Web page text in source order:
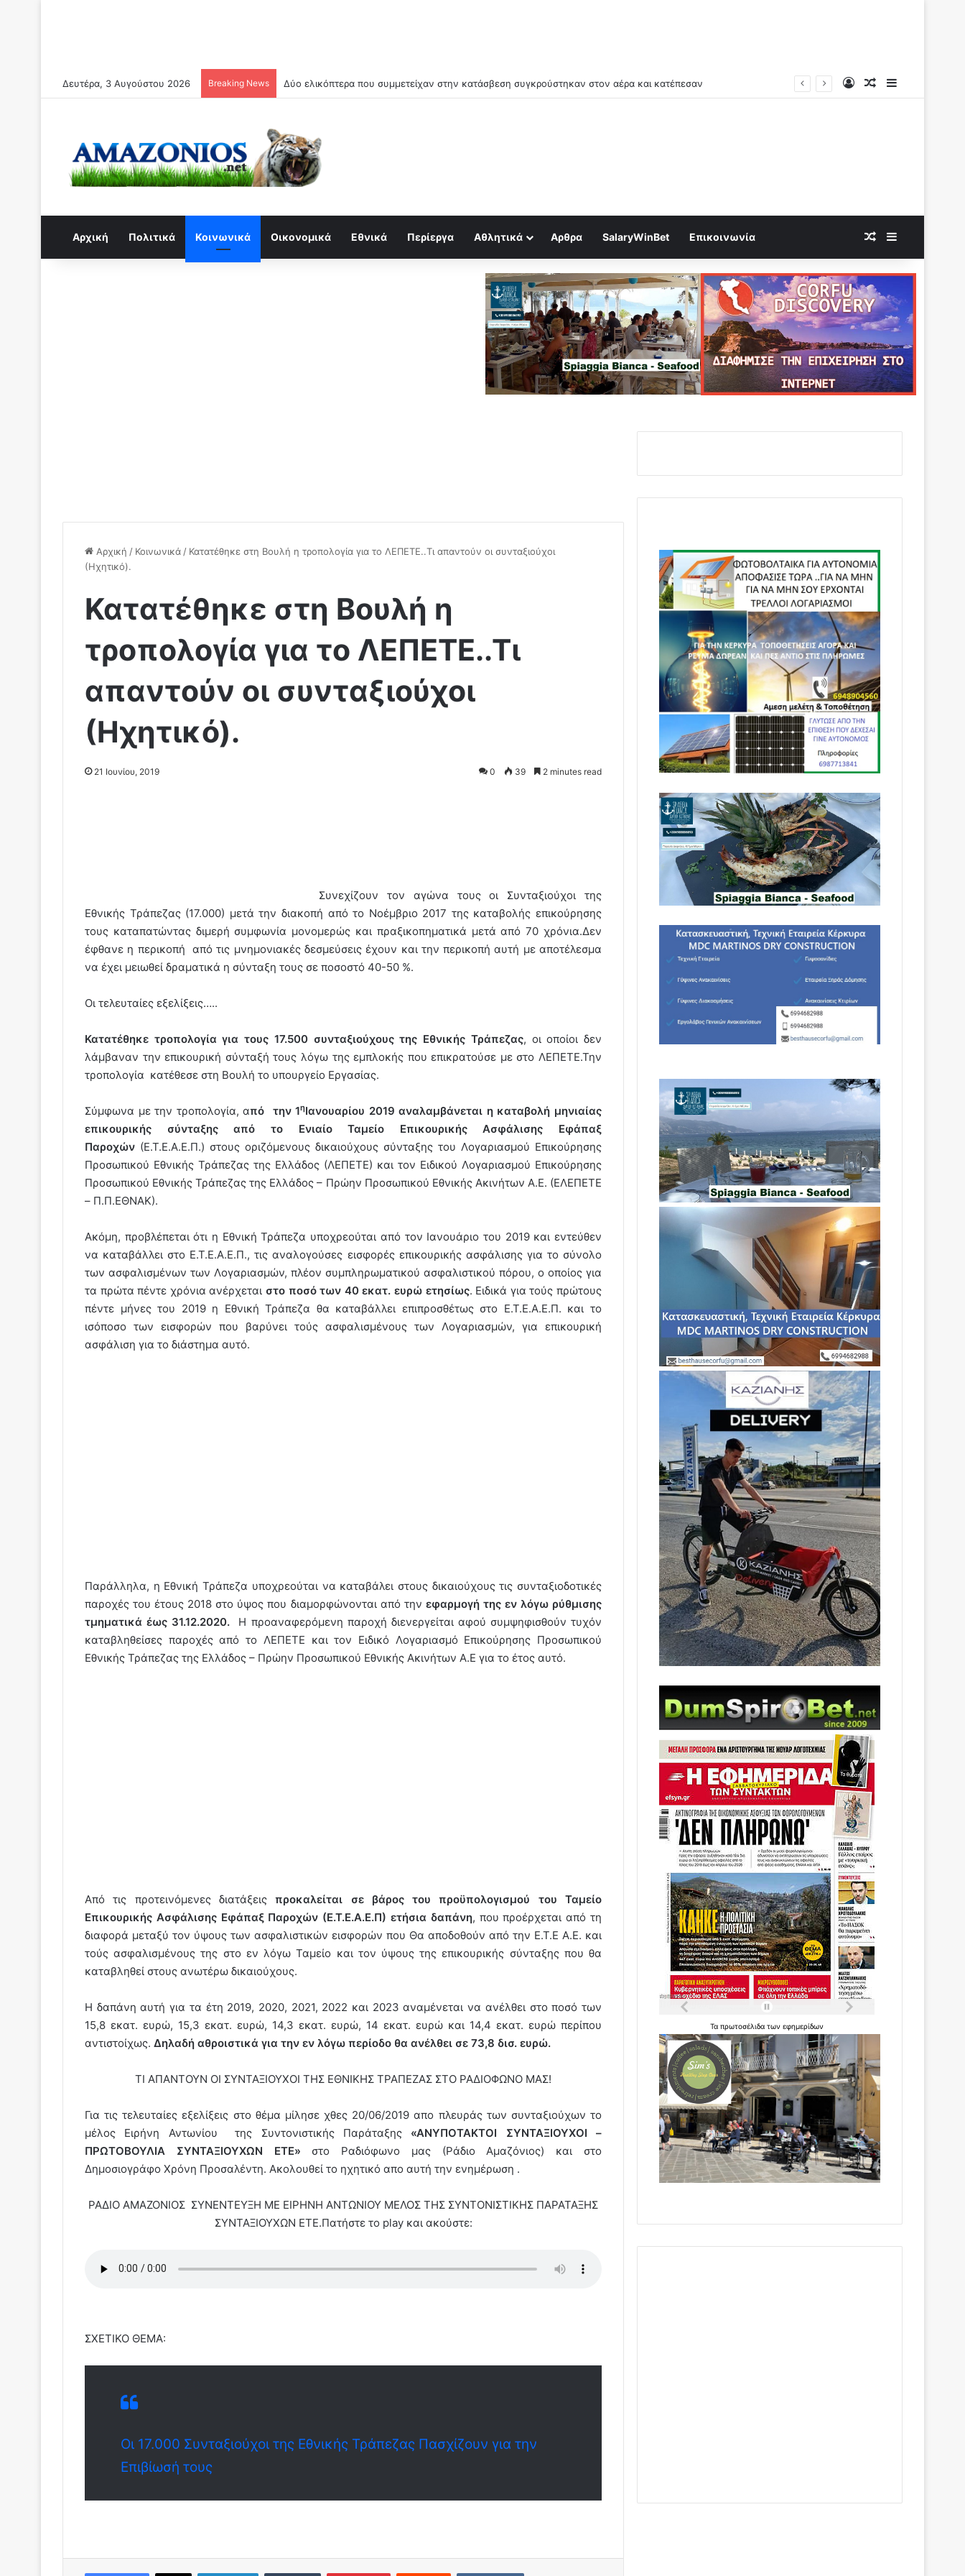
Δευτέρα, 3 Αυγούστου 2026 Breaking News Συναγερμός για κραχ τύπου 1929 και τραπεζική κατάρρευση Log InRandom Article
Αρχική Πολιτικά Κοινωνικά Οικονομικά Εθνικά Περίεργα Αθλητικά Αρθρα SalaryWinBet Επικοινωνία Random Article
Αρχική / Κοινωνικά / Κατατέθηκε στη Βουλή η τροπολογία για το ΛΕΠΕΤΕ..Τι απαντούν οι συνταξιούχοι
(Ηχητικό).
Κατατέθηκε στη Βουλή η
τροπολογία για το ΛΕΠΕΤΕ..Τι
απαντούν οι συνταξιούχοι
(Ηχητικό).
21 Ιουνίου, 2019 0 39 2 minutes read
Συνεχίζουν τον αγώνα τους οι Συνταξιούχοι της
Εθνικής Τράπεζας (17.000) μετά την διακοπή από το Νοέμβριο 2017 της καταβολής επικούρησης
τους καταπατώντας διμερή συμφωνία μονομερώς και πραξικοπηματικά μετά από 70 χρόνια.Δεν
έφθανε η περικοπή από τις μνημονιακές δεσμεύσεις έχουν και την περικοπή αυτή με αποτέλεσμα
να έχει μειωθεί δραματικά η σύνταξη τους σε ποσοστό 40-50 %.
Οι τελευταίες εξελίξεις…..
Κατατέθηκε τροπολογία για τους 17.500 συνταξιούχους της Εθνικής Τράπεζας, οι οποίοι δεν
λάμβαναν την επικουρική σύνταξή τους λόγω της εμπλοκής που επικρατούσε με στο ΛΕΠΕΤΕ.Την
τροπολογία κατέθεσε στη Βουλή το υπουργείο Εργασίας.
Σύμφωνα με την τροπολογία, από την 1ηΙανουαρίου 2019 αναλαμβάνεται η καταβολή μηνιαίας
επικουρικής σύνταξης από το Ενιαίο Ταμείο Επικουρικής Ασφάλισης Εφάπαξ
Παροχών (Ε.Τ.Ε.Α.Ε.Π.) στους οριζόμενους δικαιούχους σύνταξης του Λογαριασμού Επικούρησης
Προσωπικού Εθνικής Τράπεζας της Ελλάδος (ΛΕΠΕΤΕ) και τον Ειδικού Λογαριασμού Επικούρησης
Προσωπικού Εθνικής Τράπεζας της Ελλάδος – Πρώην Προσωπικού Εθνικής Ακινήτων Α.Ε. (ΕΛΕΠΕΤΕ
– Π.Π.ΕΘΝΑΚ).
Ακόμη, προβλέπεται ότι η Εθνική Τράπεζα υποχρεούται από τον Ιανουάριο του 2019 και εντεύθεν
να καταβάλλει στο Ε.Τ.Ε.Α.Ε.Π., τις αναλογούσες εισφορές επικουρικής ασφάλισης για το σύνολο
των ασφαλισμένων των Λογαριασμών, πλέον συμπληρωματικού ασφαλιστικού πόρου, ο οποίος για
τα πρώτα πέντε χρόνια ανέρχεται στο ποσό των 40 εκατ. ευρώ ετησίως. Ειδικά για τούς πρώτους
πέντε μήνες του 2019 η Εθνική Τράπεζα θα καταβάλλει επιπροσθέτως στο Ε.Τ.Ε.Α.Ε.Π. και το
ισόποσο των εισφορών που βαρύνει τούς ασφαλισμένους των Λογαριασμών, για επικουρική
ασφάλιση για το διάστημα αυτό.
Παράλληλα, η Εθνική Τράπεζα υποχρεούται να καταβάλει στους δικαιούχους τις συνταξιοδοτικές
παροχές του έτους 2018 στο ύψος που διαμορφώνονται από την εφαρμογή της εν λόγω ρύθμισης
τμηματικά έως 31.12.2020. Η προαναφερόμενη παροχή διενεργείται αφού συμψηφισθούν τυχόν
καταβληθείσες παροχές από το ΛΕΠΕΤΕ και τον Ειδικό Λογαριασμό Επικούρησης Προσωπικού
Εθνικής Τράπεζας της Ελλάδος – Πρώην Προσωπικού Εθνικής Ακινήτων Α.Ε για το έτος αυτό.
Από τις προτεινόμενες διατάξειςπροκαλείται σε βάρος του προϋπολογισμού του Ταμείο
Επικουρικής Ασφάλισης Εφάπαξ Παροχών (Ε.Τ.Ε.Α.Ε.Π) ετήσια δαπάνη, που προέρχεται από τη
διαφορά μεταξύ τον ύψους των ασφαλιστικών εισφορών που Θα αποδοθούν από την Ε.Τ.Ε Α.Ε. και
τούς ασφαλισμένους της στο εν λόγω Ταμείο και τον ύψους της επικουρικής σύνταξης που θα
καταβληθεί στους ανωτέρω δικαιούχους.
Η δαπάνη αυτή για τα έτη 2019, 2020, 2021, 2022 και 2023 αναμένεται να ανέλθει στο ποσό των
15,8 εκατ. ευρώ, 15,3 εκατ. ευρώ, 14,3 εκατ. ευρώ, 14 εκατ. ευρώ και 14,4 εκατ. ευρώ περίπου
αντιστοίχως. Δηλαδή αθροιστικά για την εν λόγω περίοδο θα ανέλθει σε 73,8 δισ. ευρώ.
ΤΙ ΑΠΑΝΤΟΥΝ ΟΙ ΣΥΝΤΑΞΙΟΥΧΟΙ ΤΗΣ ΕΘΝΙΚΗΣ ΤΡΑΠΕΖΑΣ ΣΤΟ ΡΑΔΙΟΦΩΝΟ ΜΑΣ!
Για τις τελευταίες εξελίξεις στο θέμα μίλησε χθες 20/06/2019 απο πλευράς των συνταξιούχων το
μέλος Ειρήνη Αντωνίου της Συντονιστικής Παράταξης «ΑΝΥΠΟΤΑΚΤΟΙ ΣΥΝΤΑΞΙΟΥΧΟΙ –
ΠΡΩΤΟΒΟΥΛΙΑ ΣΥΝΤΑΞΙΟΥΧΩΝ ΕΤΕ» στο Ραδιόφωνο μας (Ράδιο Αμαζόνιος) και στο
Δημοσιογράφο Χρόνη Προσαλέντη. Ακολουθεί το ηχητικό απο αυτή την ενημέρωση .
ΡΑΔΙΟ ΑΜΑΖΟΝΙΟΣ ΣΥΝΕΝΤΕΥΞΗ ΜΕ ΕΙΡΗΝΗ ΑΝΤΩΝΙΟΥ ΜΕΛΟΣ ΤΗΣ ΣΥΝΤΟΝΙΣΤΙΚΗΣ ΠΑΡΑΤΑΞΗΣ
ΣΥΝΤΑΞΙΟΥΧΩΝ ΕΤΕ.Πατήστε το play και ακούστε:
ΣΧΕΤΙΚΟ ΘΕΜΑ:
Οι 17.000 Συνταξιούχοι της Εθνικής Τράπεζας Πασχίζουν για την
Επιβίωσή τους
Ταπρωτοσέλιδατωνεφημερίδων